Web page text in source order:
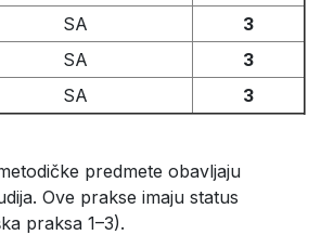
SA
3
SA
3
SA 3
predmete obavljaju
Ove prakse imaju status
praksa 1–3).